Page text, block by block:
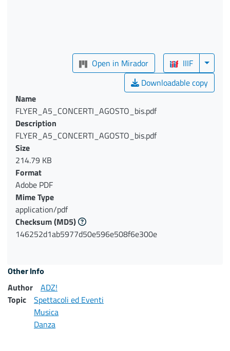
Open in Mirador
IIIF
Downloadable copy
Name
FLYER_A5_CONCERTI_AGOSTO_bis.pdf
Description
FLYER_A5_CONCERTI_AGOSTO_bis.pdf
Size
214.79 KB
Format
Adobe PDF
Mime Type
application/pdf
Checksum(MD5)
146252d1ab5977d50e596e508f6e300e
Other Info
Author
ADZ!
Topic
Spettacoli ed Eventi
Musica
Danza